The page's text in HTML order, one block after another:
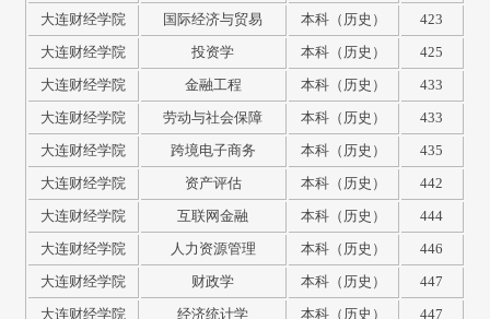
大连财经学院
国际经济与贸易 本科（历史）
423
大连财经学院
投资学 本科（历史）
425
大连财经学院
金融工程 本科（历史）
433
大连财经学院
劳动与社会保障 本科（历史）
433
大连财经学院
跨境电子商务 本科（历史）
435
大连财经学院
资产评估 本科（历史）
442
大连财经学院
互联网金融 本科（历史）
444
大连财经学院
人力资源管理 本科（历史）
446
大连财经学院
财政学 本科（历史）
447
大连财经学院
经济统计学 本科（历史）
447